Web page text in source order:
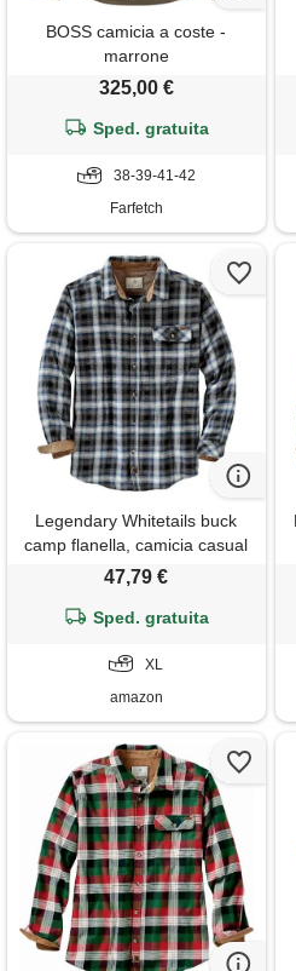
BOSS camicia a coste -
marrone
325,00 €
Sped. gratuita
38-39-41-42
Farfetch
Legendary Whitetails buck
camp flanella, camicia casual
a maniche lunghe con bottoni,
poseidon betulla, xl alti
47,79 €
Sped. gratuita
XL
amazon